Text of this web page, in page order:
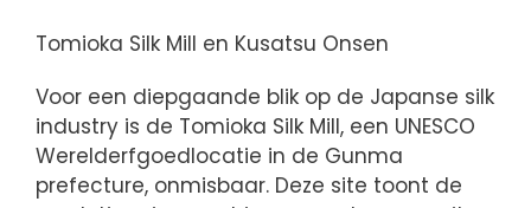
Tomioka Silk Mill en Kusatsu Onsen
Voor een diepgaande blik op de Japanse silk
industry is de Tomioka Silk Mill, een UNESCO
Werelderfgoedlocatie in de Gunma
prefecture, onmisbaar. Deze site toont de